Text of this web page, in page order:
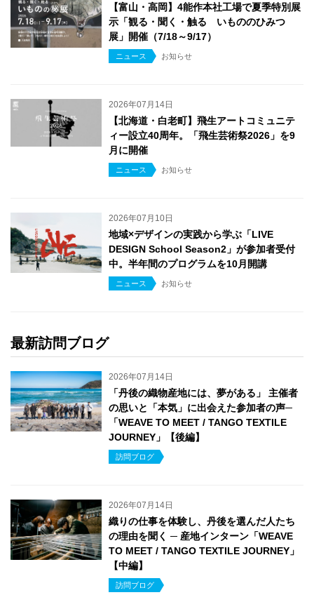
【富山・高岡】4能作本社工場で夏季特別展
示「観る・聞く・触る いもののひみつ
展」開催（7/18～9/17）
ニュース お知らせ
2026年07月14日
【北海道・白老町】飛生アートコミュニテ
ィー設立40周年。「飛生芸術祭2026」を9
月に開催
ニュース お知らせ
2026年07月10日
地域×デザインの実践から学ぶ「LIVE
DESIGN School Season2」が参加者受付
中。半年間のプログラムを10月開講
ニュース お知らせ
最新訪問ブログ
2026年07月14日
「丹後の織物産地には、夢がある」 主催者
の思いと「本気」に出会えた参加者の声─
「WEAVE TO MEET / TANGO TEXTILE
JOURNEY」【後編】
訪問ブログ
2026年07月14日
織りの仕事を体験し、丹後を選んだ人たち
の理由を聞く ─ 産地インターン「WEAVE
TO MEET / TANGO TEXTILE JOURNEY」
【中編】
訪問ブログ